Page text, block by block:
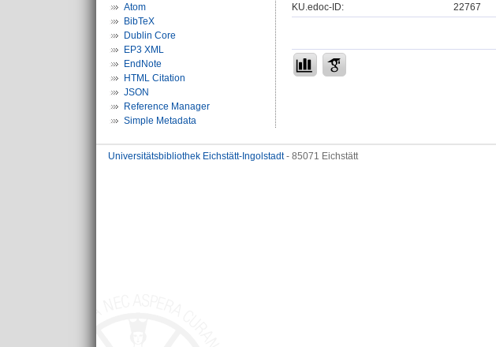
Atom
BibTeX
Dublin Core
EP3 XML
EndNote
HTML Citation
JSON
Reference Manager
Simple Metadata
KU.edoc-ID:
22767
Universitätsbibliothek Eichstätt-Ingolstadt- 85071 Eichstätt